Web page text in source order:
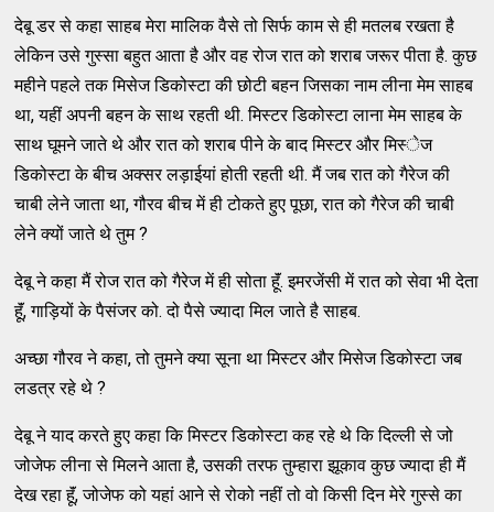
देबू डर से कहा साहब मेरा मालिक वैसे तो सिर्फ काम से ही मतलब रखता है
लेकिन उसे गुस्‍सा बहुत आता है और वह रोज रात को शराब जरूर पीता है. कुछ
महीने पहले तक मिसेज डिकोस्‍टा की छोटी बहन जिसका नाम लीना मेम साहब
था, यहीं अपनी बहन के साथ रहती थी. मिस्‍टर डिकोस्‍टा लाना मेम साहब के
साथ घूमने जाते थे और रात को शराब पीने के बाद मिस्‍टर और मिस्‍ेज
डिकोस्‍टा के बीच अक्‍सर लड़ाईयां होती रहती थी. मैं जब रात को गैरेज की
चाबी लेने जाता था, गौरव बीच में ही टोकते हुए पूछा, रात को गैरेज की चाबी
लेने क्‍यों जाते थे तुम ?
देबू ने कहा मैं रोज रात को गैरेज में ही सोता हॅूं. इमरजेंसी में रात को सेवा भी देता
हॅूं, गाड़ियों के पैसंजर को. दो पैसे ज्‍यादा मिल जाते है साहब.
अच्‍छा गौरव ने कहा, तो तुमने क्‍या सूना था मिस्‍टर और मिसेज डिकोस्‍टा जब
लडत्र रहे थे ?
देबू ने याद करते हुए कहा कि मिस्‍टर डिकोस्‍टा कह रहे थे कि दिल्‍ली से जो
जोजेफ लीना से मिलने आता है, उसकी तरफ तुम्‍हारा झूकाव कुछ ज्‍यादा ही मैं
देख रहा हॅूं, जोजेफ को यहां आने से रोको नहीं तो वो किसी दिन मेरे गुस्‍से का